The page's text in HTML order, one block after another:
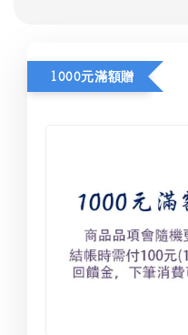
1000元滿額贈